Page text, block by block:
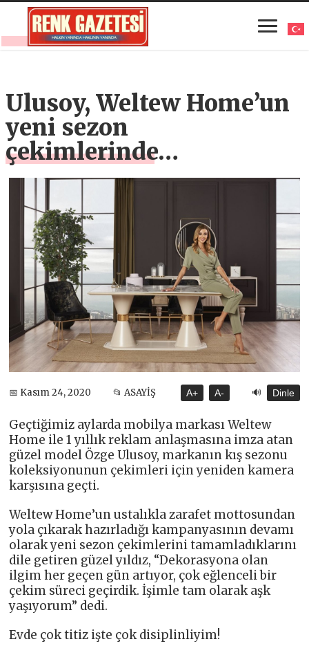
Ulusoy, Weltew Home’un
yeni sezon
çekimlerinde…
📅 Kasım 24, 2020 📂 ASAYİŞ A+ A- 🔊 Dinle
Geçtiğimiz aylarda mobilya markası Weltew
Home ile 1 yıllık reklam anlaşmasına imza atan
güzel model Özge Ulusoy, markanın kış sezonu
koleksiyonunun çekimleri için yeniden kamera
karşısına geçti.
Weltew Home’un ustalıkla zarafet mottosundan
yola çıkarak hazırladığı kampanyasının devamı
olarak yeni sezon çekimlerini tamamladıklarını
dile getiren güzel yıldız, “Dekorasyona olan
ilgim her geçen gün artıyor, çok eğlenceli bir
çekim süreci geçirdik. İşimle tam olarak aşk
yaşıyorum” dedi.
Evde çok titiz işte çok disiplinliyim!